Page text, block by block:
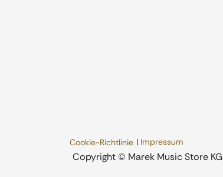
Cookie-Richtlinie | Impressum
​Copyright © Marek Music Store KG